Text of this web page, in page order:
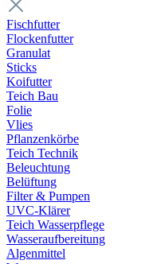
Fischfutter
Flockenfutter
Granulat
Sticks
Koifutter
Teich Bau
Folie
Vlies
Pflanzenkörbe
Teich Technik
Beleuchtung
Belüftung
Filter & Pumpen
UVC-Klärer
Teich Wasserpflege
Wasseraufbereitung
Algenmittel